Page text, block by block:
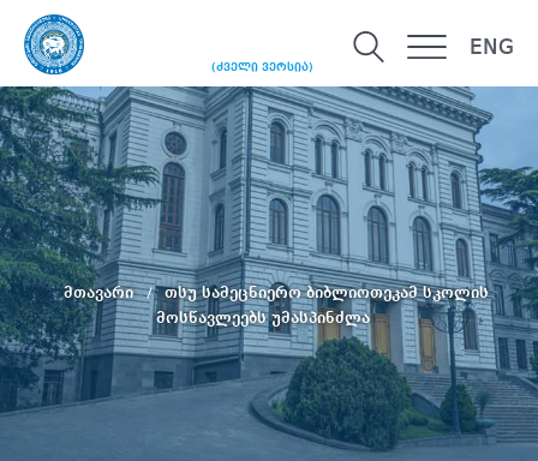
(ძველი ვერსია)
ENG
მთავარი
თსუ სამეცნიერო ბიბლიოთეკამ სკოლის
მოსწავლეებს უმასპინძლა